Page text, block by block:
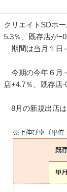
クリエイトSDホ
5.3％、既存店が
期間は当月１日
今期の今年６月
店+4.7％、既存
8月の新規出店は